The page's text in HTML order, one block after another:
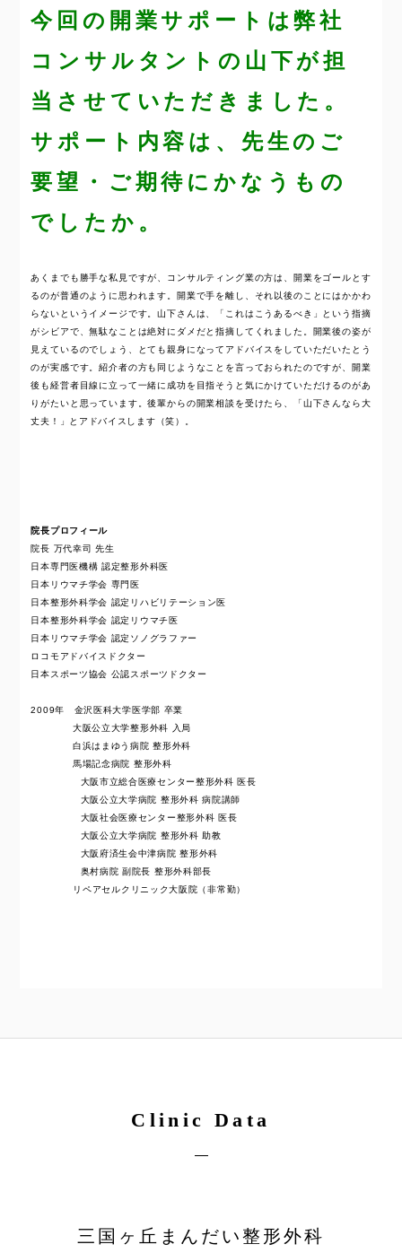
今回の開業サポートは弊社
コンサルタントの山下が担
当させていただきました。
サポート内容は、先生のご
要望・ご期待にかなうもの
でしたか。
あくまでも勝手な私見ですが、コンサルティング業の方は、開業をゴールとす
るのが普通のように思われます。開業で手を離し、それ以後のことにはかかわ
らないというイメージです。山下さんは、「これはこうあるべき」という指摘
がシビアで、無駄なことは絶対にダメだと指摘してくれました。開業後の姿が
見えているのでしょう、とても親身になってアドバイスをしていただいたとう
のが実感です。紹介者の方も同じようなことを言っておられたのですが、開業
後も経営者目線に立って一緒に成功を目指そうと気にかけていただけるのがあ
りがたいと思っています。後輩からの開業相談を受けたら、「山下さんなら大
丈夫！」とアドバイスします（笑）。
院長プロフィール
院長 万代幸司 先生
日本専門医機構 認定整形外科医
日本リウマチ学会 専門医
日本整形外科学会 認定リハビリテーション医
日本整形外科学会 認定リウマチ医
日本リウマチ学会 認定ソノグラファー
ロコモアドバイスドクター
日本スポーツ協会 公認スポーツドクター
2009年 金沢医科大学医学部 卒業
大阪公立大学整形外科 入局
白浜はまゆう病院 整形外科
馬場記念病院 整形外科
大阪市立総合医療センター整形外科 医長
大阪公立大学病院 整形外科 病院講師
大阪社会医療センター整形外科 医長
大阪公立大学病院 整形外科 助教
大阪府済生会中津病院 整形外科
奥村病院 副院長 整形外科部長
リペアセルクリニック大阪院（非常勤）
Clinic Data
三国ヶ丘まんだい整形外科